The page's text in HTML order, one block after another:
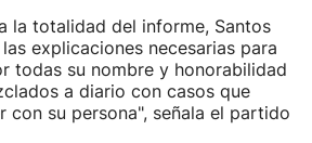
la totalidad del informe, Santos
explicaciones necesarias para
todas su nombre y honorabilidad
a diario con casos que
con su persona", señala el partido